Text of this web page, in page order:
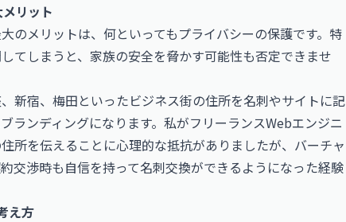
リット
のメリットは、何といってもプライバシーの保護です。特
てしまうと、家族の安全を脅かす可能性も否定できませ
新宿、梅田といったビジネス街の住所を名刺やサイトに記
ランディングになります。私がフリーランスWebエンジニ
所を伝えることに心理的な抵抗がありましたが、バーチャ
交渉時も自信を持って名刺交換ができるようになった経験
え方